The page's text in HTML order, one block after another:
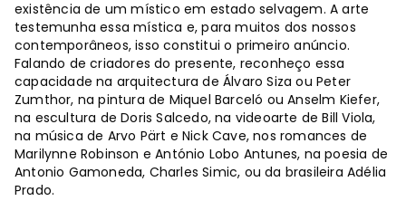
existência de um místico em estado selvagem. A arte
testemunha essa mística e, para muitos dos nossos
contemporâneos, isso constitui o primeiro anúncio.
Falando de criadores do presente, reconheço essa
capacidade na arquitectura de Álvaro Siza ou Peter
Zumthor, na pintura de Miquel Barceló ou Anselm Kiefer,
na escultura de Doris Salcedo, na videoarte de Bill Viola,
na música de Arvo Pärt e Nick Cave, nos romances de
Marilynne Robinson e António Lobo Antunes, na poesia de
Antonio Gamoneda, Charles Simic, ou da brasileira Adélia
Prado.